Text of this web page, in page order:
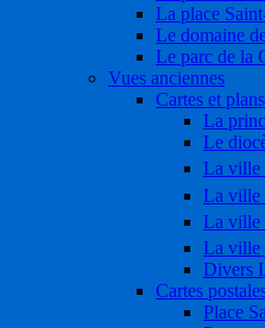
La place
Le domaine
Le parc de la
Vues anciennes
Cartes et plans
La
Le
La
La
La
La
Divers
Cartes
Place